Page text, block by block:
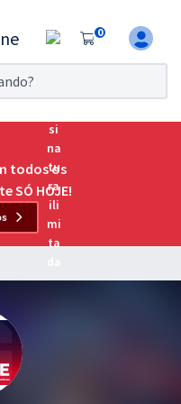
0
da
todos os
SÓ HOJE!